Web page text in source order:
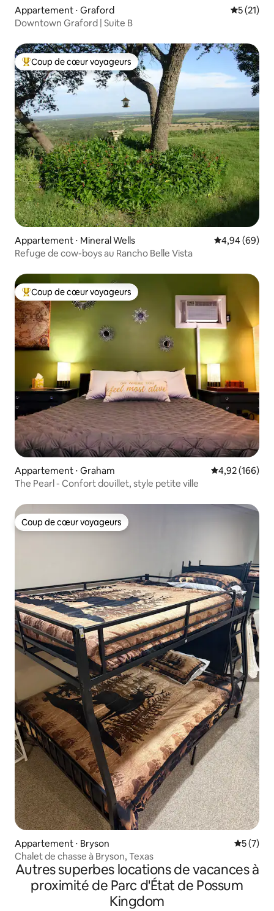
Appartement ⋅ Graford
5 (21)
Downtown Graford | Suite B
Coups de cœur voyageurs les plus appréciés
Coup de cœur voyageurs
Appartement ⋅ Mineral Wells Évaluation
4,94 (69)
Refuge de cow-boys au Rancho Belle Vista
Coups de cœur voyageurs les plus appréciés
Coup de cœur voyageurs
Appartement ⋅ Graham Évaluation
4,92 (166)
The Pearl - Confort douillet, style petite ville
Coup de cœur voyageurs
Coup de cœur voyageurs
Appartement ⋅ Bryson
5 (7)
Chalet de chasse à Bryson, Texas
Autres superbes locations de vacances à
proximité de Parc d'État de Possum
Kingdom